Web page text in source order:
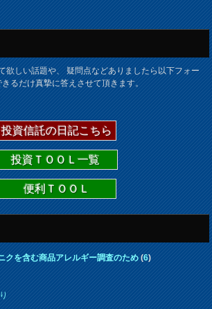
欲しい話題や、 疑問点などありましたら以下フォー
るだけ真摯に答えさせて頂きます。
投資信託の日記こちら
投資ＴＯＯＬ一覧
便利ＴＯＯＬ
クを含む商品アレルギー調査のため(6)